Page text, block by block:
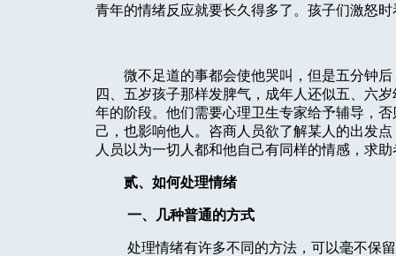
青年的情绪反应就要长久得多了。孩子们激怒
微不足道的事都会使他哭叫，但是五分钟
四、五岁孩子那样发脾气，成年人还似五、六
年的阶段。他们需要心理卫生专家给予辅导，
己，也影响他人。咨商人员欲了解某人的出发
人员以为一切人都和他自己有同样的情感，求
贰、如何处理情绪
一、几种普通的方式
处理情绪有许多不同的方法，可以毫不保